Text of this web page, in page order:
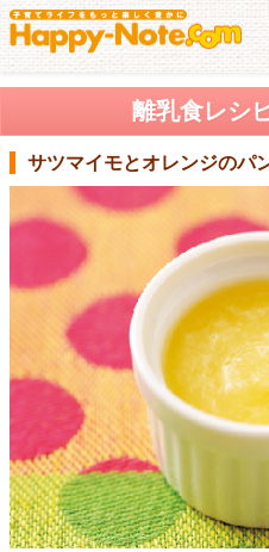
離乳食レシ
サツマイモとオレンジのパ